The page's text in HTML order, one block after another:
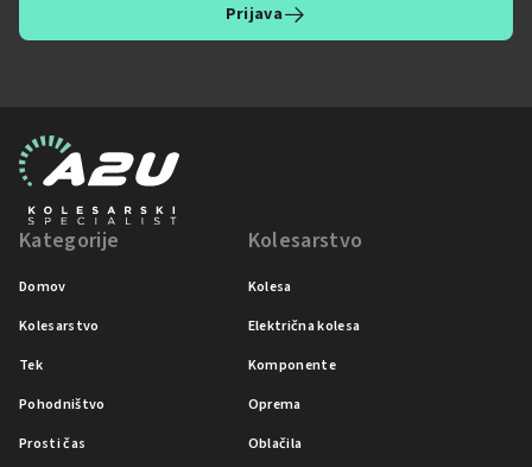
Prijava
Kategorije
Domov
Kolesarstvo
Tek
Pohodništvo
Prosti čas
Kolesarstvo
Kolesa
Električna kolesa
Komponente
Oprema
Oblačila